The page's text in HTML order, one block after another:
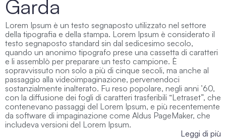
Garda
Lorem Ipsum è un testo segnaposto utilizzato nel settore
della tipografia e della stampa. Lorem Ipsum è considerato il
testo segnaposto standard sin dal sedicesimo secolo,
quando un anonimo tipografo prese una cassetta di caratteri
e li assemblò per preparare un testo campione. È
sopravvissuto non solo a più di cinque secoli, ma anche al
passaggio alla videoimpaginazione, pervenendoci
sostanzialmente inalterato. Fu reso popolare, negli anni ’60,
con la diffusione dei fogli di caratteri trasferibili “Letraset”, che
contenevano passaggi del Lorem Ipsum, e più recentemente
da software di impaginazione come Aldus PageMaker, che
includeva versioni del Lorem Ipsum.
Leggi di più